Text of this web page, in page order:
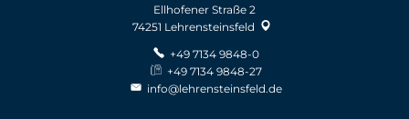
Ellhofener Straße 2
74251 Lehrensteinsfeld
+49 7134 9848-0
+49 7134 9848-27
info@lehrensteinsfeld.de